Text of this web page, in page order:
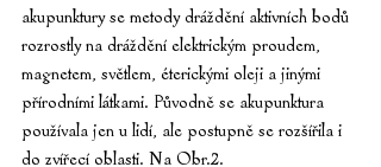
akupunktury se metody dráždění aktivních bodů
rozrostly na dráždění elektrickým proudem,
magnetem, světlem, éterickými oleji a jinými
přírodními látkami. Původně se akupunktura
používala jen u lidí, ale postupně se rozšířila i
do zvířecí oblasti. Na Obr.2.